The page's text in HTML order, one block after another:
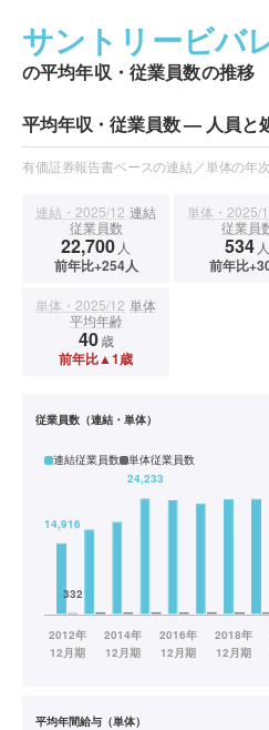
サントリービバ
の平均年収・従業員数の推移
平均年収・従業員数 — 人員と
有価証券報告書ベースの連結／単体の年
連結・2025/12 連結
従業員数
22,700 人
前年比+254人
単体・2025/
従業員
534 人
前年比
単体・2025/12 単体
平均年齢
40歳
前年比▲1歳
従業員数（連結・単体）
連結従業員数 単体従業員数
平均年間給与（単体）